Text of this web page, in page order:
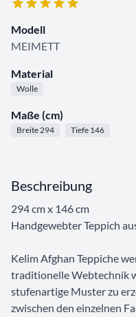
Modell
MEIMETT
Material
Wolle
Maße (cm)
Breite 294 Tiefe 146
Beschreibung
294 cm x 146 cm
Handgewebter Teppich
Kelim Afghan Teppiche
traditionelle Webtechnik
stufenartige Muster zu
zwischen den einzelnen